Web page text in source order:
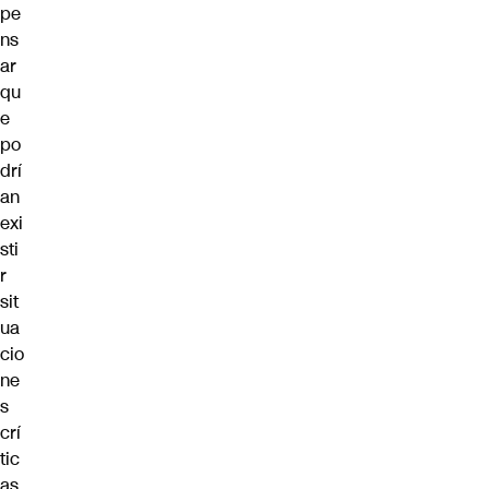
pe
ns
ar
qu
e
po
drí
an
exi
sti
r
sit
ua
cio
ne
s
crí
tic